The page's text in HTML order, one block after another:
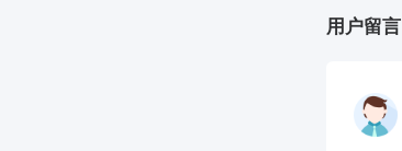
用户留言